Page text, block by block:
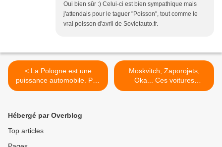
Oui bien sûr :) Celui-ci est bien sympathique mais
j'attendais pour le taguer "Poisson", tout comme le
vrai poisson d'avril de Sovietauto.fr.
< La Pologne est une
puissance automobile. Peu
de gens le savent.
Moskvitch, Zaporojets,
Oka... Ces voitures
soviétiques avaient un point
Hébergé par Overblog
Top articles